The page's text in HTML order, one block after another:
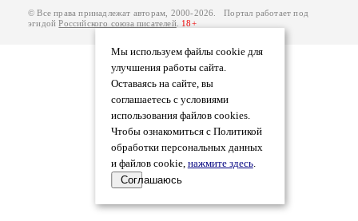
Мы используем файлы cookie для
улучшения работы сайта.
Оставаясь на сайте, вы
соглашаетесь с условиями
использования файлов cookies.
Чтобы ознакомиться с Политикой
обработки персональных данных
и файлов cookie, нажмите здесь.
Соглашаюсь
© Все права принадлежат авторам, 2000-2026. Портал работает под
эгидойРоссийского союза писателей. 18+